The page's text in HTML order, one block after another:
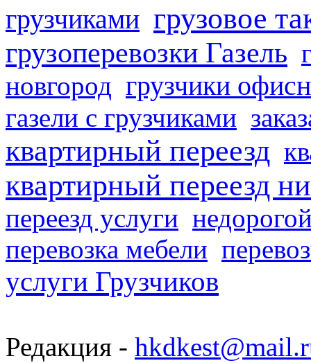
грузчиками грузовое
грузоперевозки Газель
новгород грузчики
газели с грузчиками
квартирный переезд
квартирный переезд
переезд услуги
перевозка мебели
услуги Грузчиков
Редакция -